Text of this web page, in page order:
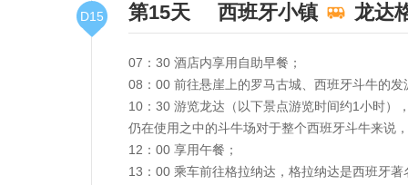
D15 第15天 西班牙小镇 龙达
07：30 酒店内享用自助早餐；
08：00 前往悬崖上的罗马古城、西班牙斗牛的发
10：30 游览龙达（以下景点游览时间约1小时）
仍在使用之中的斗牛场对于整个西班牙斗牛来说
12：00 享用午餐；
13：00 乘车前往格拉纳达，格拉纳达是西班牙